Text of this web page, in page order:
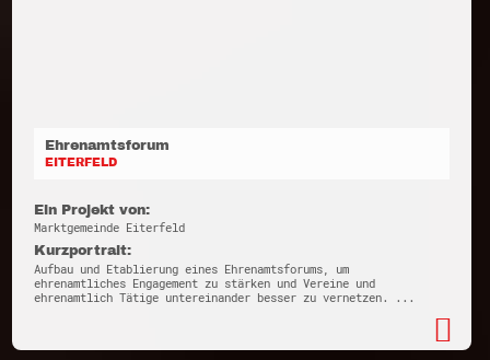
Ehrenamtsforum
EITERFELD
Ein Projekt von:
Marktgemeinde Eiterfeld
Kurzportrait:
Aufbau und Etablierung eines Ehrenamtsforums, um
ehrenamtliches Engagement zu stärken und Vereine und
ehrenamtlich Tätige untereinander besser zu vernetzen. ...